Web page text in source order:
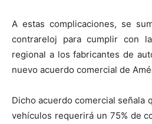
A estas complicaciones, se
contrareloj para cumplir con
regional a los fabricantes de
nuevo acuerdo comercial de
Dicho acuerdo comercial señala
vehículos requerirá un 75% de